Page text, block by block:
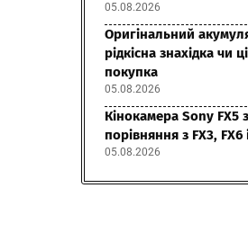
05.08.2026
Оригінальний
рідкісна знахідка чи
покупка
05.08.2026
Кінокамера Sony FX5
порівняння з FX3, FX6
05.08.2026